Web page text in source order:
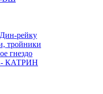
рейку
тройники
гнездо
- КАТРИН